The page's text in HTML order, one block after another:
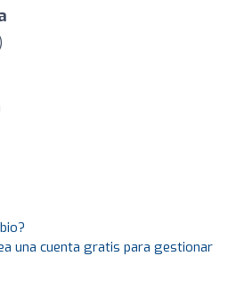
una cuenta gratis para gestionar